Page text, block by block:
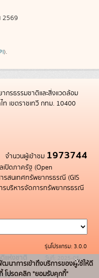
).
รธรรมชาติและสิ่งแวดล้อม
เขตราชเทวี กทม. 10400
จำนวนผู้เข้าชม 1973744
ปิดภาครัฐ (Open
รสนเทศทรัพยากรธรณี (GIS
รบริหารจัดการทรัพยากรธรณี
แห่งชาติ
รัฐ
รุ่นโปรแกรม: 3.0.0
วันที่: 2025-05-
19
นาการเข้าถึงบริการของผู้ใช้ให้ดี
โปรดคลิก "ยอมรับคุกกี้"
x